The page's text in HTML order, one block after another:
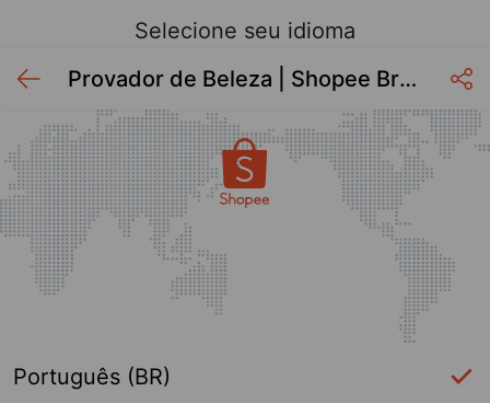
Provador de Beleza | Shopee Brasil 2026
Selecione seu idioma
Português (BR)